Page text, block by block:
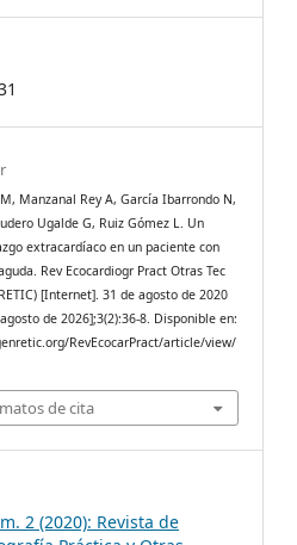
Manzanal Rey A, García Ibarrondo N,
Ugalde G, Ruiz Gómez L. Un
extracardíaco en un paciente con
Rev Ecocardiogr Pract Otras Tec
[Internet]. 31 de agosto de 2020
de 2026];3(2):36-8. Disponible en:
RevEcocarPract/article/view/
de cita
2 (2020): Revista de